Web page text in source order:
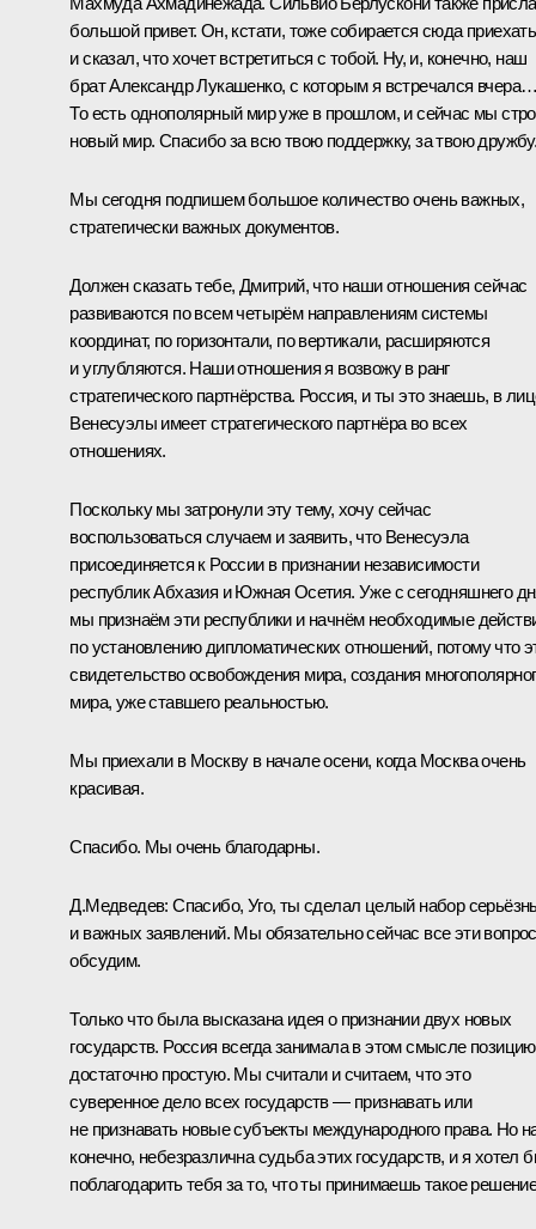
большой привет. Он, кстати, тоже собирается сюда
и сказал, что хочет встретиться с тобой. Ну, и, конечно, наш
брат Александр Лукашенко, с которым я встречался
То есть однополярный мир уже в прошлом, и сейчас мы
новый мир. Спасибо за всю твою поддержку, за твою
Мы сегодня подпишем большое количество очень важных,
стратегически важных документов.
Должен сказать тебе, Дмитрий, что наши отношения сейчас
развиваются по всем четырём направлениям системы
координат, по горизонтали, по вертикали, расширяются
и углубляются. Наши отношения я возвожу в ранг
стратегического партнёрства. Россия, и ты это знаешь, в
Венесуэлы имеет стратегического партнёра во всех
отношениях.
Поскольку мы затронули эту тему, хочу сейчас
воспользоваться случаем и заявить, что Венесуэла
присоединяется к России в признании независимости
республик Абхазия и Южная Осетия. Уже с сегодняшнего
мы признаём эти республики и начнём необходимые
по установлению дипломатических отношений, потому что
свидетельство освобождения мира, создания
мира, уже ставшего реальностью.
Мы приехали в Москву в начале осени, когда Москва очень
красивая.
Спасибо. Мы очень благодарны.
Д.Медведев: Спасибо, Уго, ты сделал целый набор
и важных заявлений. Мы обязательно сейчас все эти
обсудим.
Только что была высказана идея о признании двух новых
государств. Россия всегда занимала в этом смысле позицию
достаточно простую. Мы считали и считаем, что это
суверенное дело всех государств — признавать или
не признавать новые субъекты международного права. Но
конечно, небезразлична судьба этих государств, и я хотел
поблагодарить тебя за то, что ты принимаешь такое